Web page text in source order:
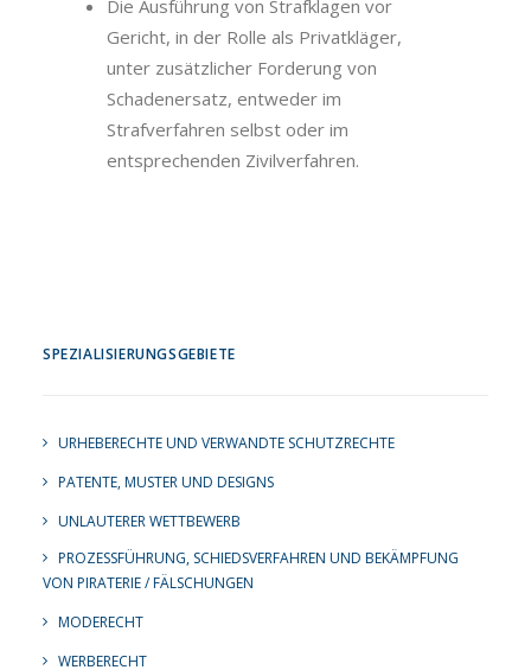
Die Ausführung von Strafklagen vor
Gericht, in der Rolle als Privatkläger,
unter zusätzlicher Forderung von
Schadenersatz, entweder im
Strafverfahren selbst oder im
entsprechenden Zivilverfahren.
SPEZIALISIERUNGSGEBIETE
URHEBERECHTE UND VERWANDTE SCHUTZRECHTE
PATENTE, MUSTER UND DESIGNS
UNLAUTERER WETTBEWERB
PROZESSFÜHRUNG, SCHIEDSVERFAHREN UND BEKÄMPFUNG
VON PIRATERIE / FÄLSCHUNGEN
MODERECHT
WERBERECHT